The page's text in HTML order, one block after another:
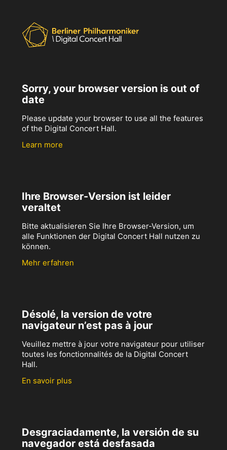
Sorry, your browser version is out of
date
Please update your browser to use all the features
of the Digital Concert Hall.
Learn more
Ihre Browser-Version ist leider
veraltet
Bitte aktualisieren Sie Ihre Browser-Version, um
alle Funktionen der Digital Concert Hall nutzen zu
können.
Mehr erfahren
Désolé, la version de votre
navigateur n’est pas à jour
Veuillez mettre à jour votre navigateur pour utiliser
toutes les fonctionnalités de la Digital Concert
Hall.
En savoir plus
Desgraciadamente, la versión de su
navegador está desfasada